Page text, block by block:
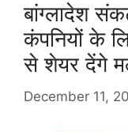
बांग्लादेश
कंपनियों के
से शेयर देंगे
December 11,